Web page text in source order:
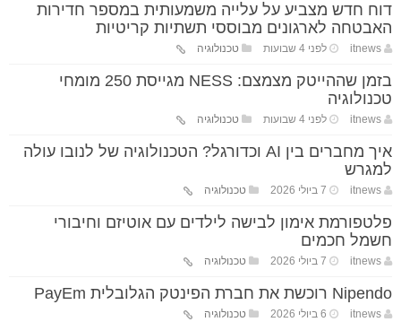
דוח חדש מצביע על עלייה משמעותית במספר חדירות
האבטחה לארגונים מבוססי תשתיות קריטיות
itnews לפני 4 שבועות טכנולוגיה
בזמן שההייטק מצמצם: NESS מגייסת 250 מומחי
טכנולוגיה
itnews לפני 4 שבועות טכנולוגיה
איך מחברים בין AI וכדורגל? הטכנולוגיה של לנובו עולה
למגרש
itnews 7 ביולי 2026 טכנולוגיה
פלטפורמת אימון לבישה לילדים עם אוטיזם וחיבורי
חשמל חכמים
itnews 7 ביולי 2026 טכנולוגיה
Nipendo רוכשת את חברת הפינטק הגלובלית PayEm
itnews 6 ביולי 2026 טכנולוגיה